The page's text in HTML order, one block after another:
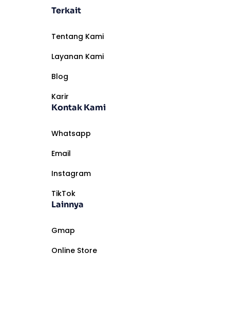
Terkait
Tentang Kami
Layanan Kami
Blog
Karir
Kontak Kami
Whatsapp
Email
Instagram
TikTok
Lainnya
Gmap
Online Store